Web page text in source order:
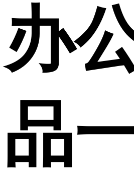
办
品